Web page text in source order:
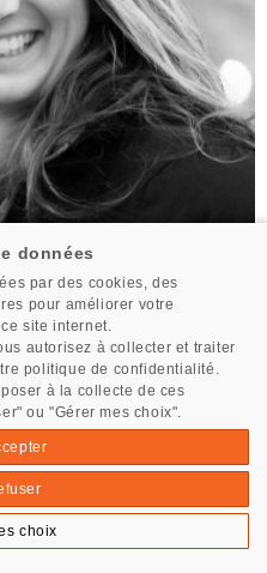
pamela-lee-34a7ab5a/
données
par des cookies, des
pour améliorer votre
site internet.
autorisez à collecter et traiter
politique de confidentialité.
à la collecte de ces
ou "Gérer mes choix".
choix